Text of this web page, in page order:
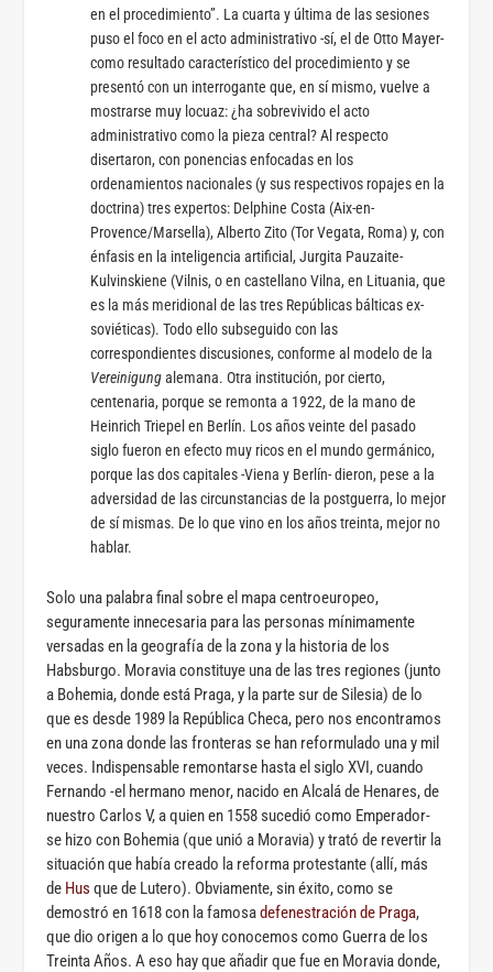
en el procedimiento”. La cuarta y última de las sesiones
puso el foco en el acto administrativo -sí, el de Otto Mayer-
como resultado característico del procedimiento y se
presentó con un interrogante que, en sí mismo, vuelve a
mostrarse muy locuaz: ¿ha sobrevivido el acto
administrativo como la pieza central? Al respecto
disertaron, con ponencias enfocadas en los
ordenamientos nacionales (y sus respectivos ropajes en la
doctrina) tres expertos: Delphine Costa (Aix-en-
Provence/Marsella), Alberto Zito (Tor Vegata, Roma) y, con
énfasis en la inteligencia artificial, Jurgita Pauzaite-
Kulvinskiene (Vilnis, o en castellano Vilna, en Lituania, que
es la más meridional de las tres Repúblicas bálticas ex-
soviéticas).Todo ello subseguido con las
correspondientes discusiones, conforme al modelo de la
Vereinigungalemana. Otra institución, por cierto,
centenaria, porque se remonta a 1922, de la mano de
Heinrich Triepel en Berlín. Los años veinte del pasado
siglo fueron en efecto muy ricos en el mundo germánico,
porque las dos capitales -Viena y Berlín- dieron, pese a la
adversidad de las circunstancias de la postguerra, lo mejor
de sí mismas. De lo que vino en los años treinta, mejor no
hablar.
Solo una palabra final sobre el mapa centroeuropeo,
seguramente innecesaria para las personas mínimamente
versadas en la geografía de la zona y la historia de los
Habsburgo. Moravia constituye una de las tres regiones (junto
a Bohemia, donde está Praga, y la parte sur de Silesia) de lo
que es desde 1989 la República Checa, pero nos encontramos
en una zona donde las fronteras se han reformulado una y mil
veces. Indispensable remontarse hasta el siglo XVI, cuando
Fernando -el hermano menor, nacido en Alcalá de Henares, de
nuestro Carlos V, a quien en 1558 sucedió como Emperador-
se hizo con Bohemia (que unió a Moravia) y trató de revertir la
situación que había creado la reforma protestante (allí, más
de Hus que de Lutero). Obviamente, sin éxito, como se
demostró en 1618 con la famosadefenestración de Praga,
que dio origen a lo que hoy conocemos como Guerra de los
Treinta Años. A eso hay que añadir que fue en Moravia donde,